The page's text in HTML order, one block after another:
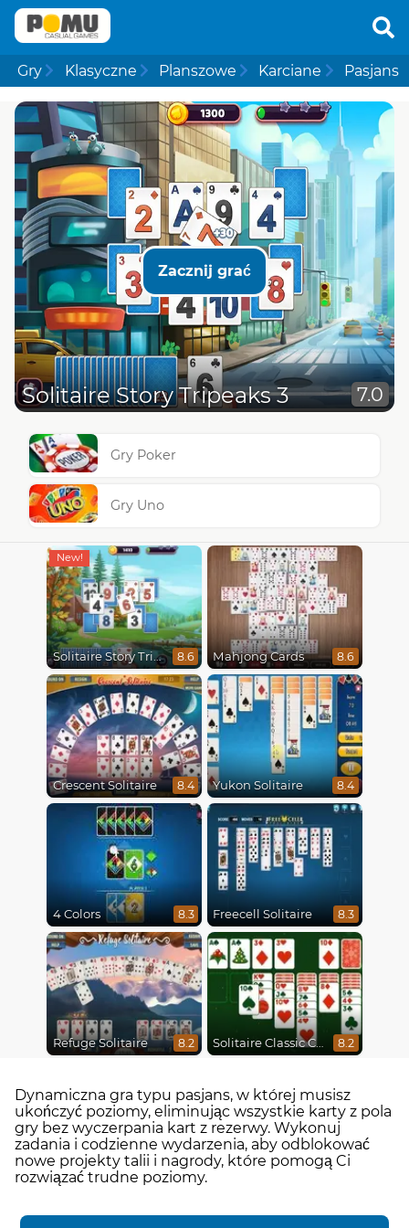
Gry Klasyczne Planszowe Karciane Pasjans
Zacznij grać
Solitaire Story Tripeaks 3 7.0
Gry Poker
Gry Uno
Solitaire Story Tripeaks 4 8.6 Mahjong Cards 8.6
Crescent Solitaire 8.4 Yukon Solitaire 8.4
4 Colors 8.3 Freecell Solitaire 8.3
Refuge Solitaire 8.2 Solitaire Classic Christmas 8.2
Dynamiczna gra typu pasjans, w której musisz
ukończyć poziomy, eliminując wszystkie karty z pola
gry bez wyczerpania kart z rezerwy. Wykonuj
zadania i codzienne wydarzenia, aby odblokować
nowe projekty talii i nagrody, które pomogą Ci
rozwiązać trudne poziomy.